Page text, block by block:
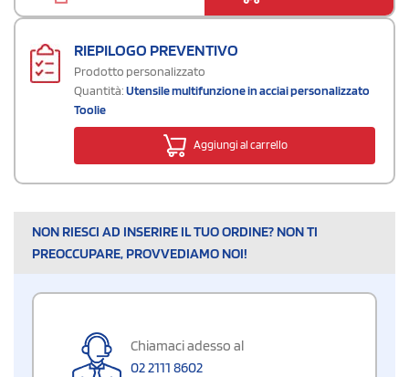
RIEPILOGO PREVENTIVO
Prodotto personalizzato
Quantità:Utensile multifunzione in acciai personalizzato
Toolie
Aggiungi al carrello
NON RIESCI AD INSERIRE IL TUO ORDINE? NON TI
PREOCCUPARE, PROVVEDIAMO NOI!
Chiamaci adesso al
02 2111 8602